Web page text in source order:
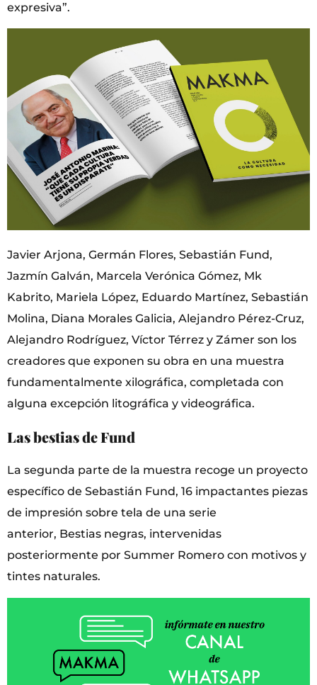
expresiva”.
Javier Arjona, Germán Flores, Sebastián Fund,
Jazmín Galván, Marcela Verónica Gómez, Mk
Kabrito, Mariela López, Eduardo Martínez, Sebastián
Molina, Diana Morales Galicia, Alejandro Pérez-Cruz,
Alejandro Rodríguez, Víctor Térrez y Zámer son los
creadores que exponen su obra en una muestra
fundamentalmente xilográfica, completada con
alguna excepción litográfica y videográfica.
Las bestias de Fund
La segunda parte de la muestra recoge un proyecto
específico de Sebastián Fund, 16 impactantes piezas
de impresión sobre tela de una serie
anterior, Bestias negras, intervenidas
posteriormente por Summer Romero con motivos y
tintes naturales.